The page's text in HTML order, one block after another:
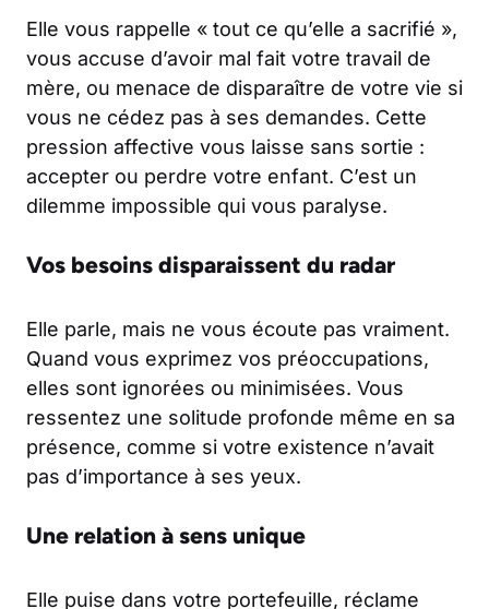
Elle vous rappelle « tout ce qu’elle a sacrifié »,
vous accuse d’avoir mal fait votre travail de
mère, ou menace de disparaître de votre vie si
vous ne cédez pas à ses demandes. Cette
pression affective vous laisse sans sortie :
accepter ou perdre votre enfant. C’est un
dilemme impossible qui vous paralyse.
Vos besoins disparaissent du radar
Elle parle, mais ne vous écoute pas vraiment.
Quand vous exprimez vos préoccupations,
elles sont ignorées ou minimisées. Vous
ressentez une solitude profonde même en sa
présence, comme si votre existence n’avait
pas d’importance à ses yeux.
Une relation à sens unique
Elle puise dans votre portefeuille, réclame